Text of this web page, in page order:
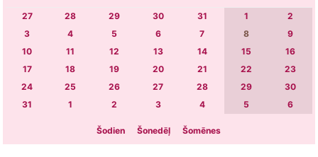
27 28 29 30 31 1
2
3
4 5 6 7 8
9
10
11 12 13 14 15
16
17
18 19 20 21 22
23
24
25 26 27 28 29
30
31
1 2 3 4 5 6
Šodien Šonedēļ Šomēnes